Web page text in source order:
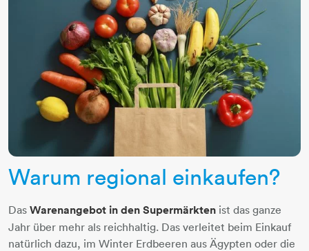
Warum regional einkaufen?
Das Warenangebot in den Supermärkten ist das ganze
Jahr über mehr als reichhaltig. Das verleitet beim Einkauf
natürlich dazu, im Winter Erdbeeren aus Ägypten oder die